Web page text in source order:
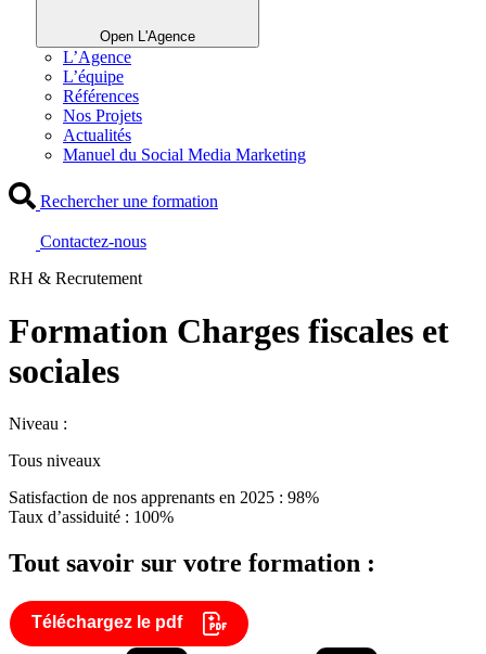
Open L'Agence
L’Agence
L’équipe
Références
Nos Projets
Actualités
Manuel du Social Media Marketing
Rechercher une formation
Contactez-nous
RH & Recrutement
Formation Charges fiscales et
sociales
Niveau :
Tous niveaux
Satisfaction de nos apprenants en 2025 : 98%
Taux d’assiduité : 100%
Tout savoir sur votre formation :
Téléchargez le pdf